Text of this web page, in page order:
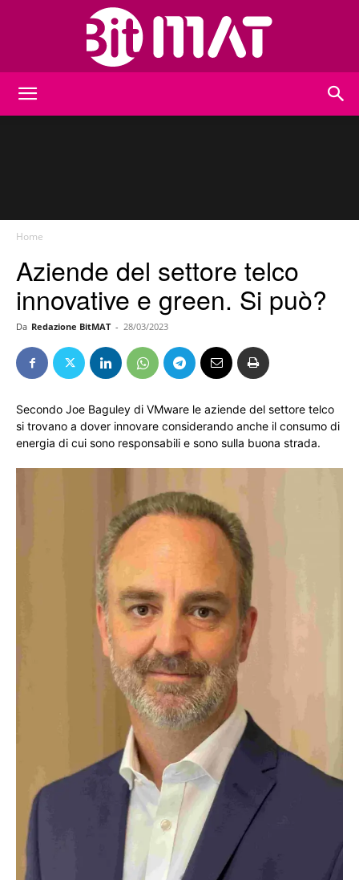
Home
Aziende del settore telco
innovative e green. Si può?
Da Redazione BitMAT - 28/03/2023
Secondo Joe Baguley di VMware le aziende del settore telco
si trovano a dover innovare considerando anche il consumo di
energia di cui sono responsabili e sono sulla buona strada.